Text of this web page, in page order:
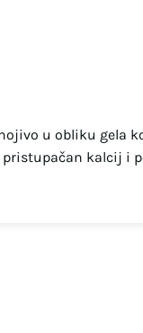
u obliku gela
kalcij i